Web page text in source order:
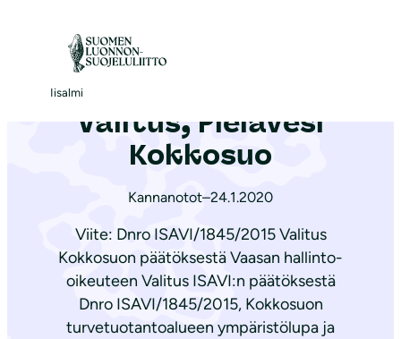
Iisalmi
Etusivu|Ajankohtaista
Valitus, Pielavesi
Kokkosuo
Kannanotot–24.1.2020
Viite: Dnro ISAVI/1845/2015 Valitus
Kokkosuon päätöksestä Vaasan hallinto-
oikeuteen Valitus ISAVI:n päätöksestä
Dnro ISAVI/1845/2015, Kokkosuon
turvetuotantoalueen ympäristölupa ja